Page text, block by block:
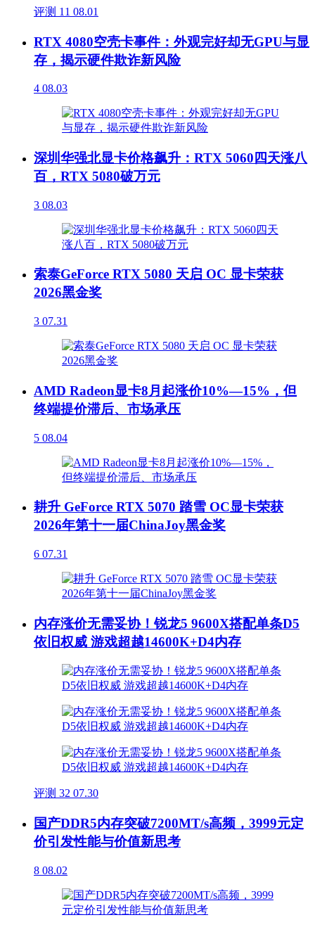
评测 11 08.01
RTX 4080空壳卡事件：外观完好却无GPU与显
存，揭示硬件欺诈新风险
4 08.03
深圳华强北显卡价格飙升：RTX 5060四天涨八
百，RTX 5080破万元
3 08.03
索泰GeForce RTX 5080 天启 OC 显卡荣获
2026黑金奖
3 07.31
AMD Radeon显卡8月起涨价10%—15%，但
终端提价滞后、市场承压
5 08.04
耕升 GeForce RTX 5070 踏雪 OC显卡荣获
2026年第十一届ChinaJoy黑金奖
6 07.31
内存涨价无需妥协！锐龙5 9600X搭配单条D5
依旧权威 游戏超越14600K+D4内存
评测 32 07.30
国产DDR5内存突破7200MT/s高频，3999元定
价引发性能与价值新思考
8 08.02